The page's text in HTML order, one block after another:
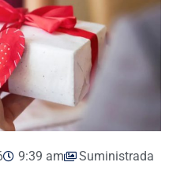
9:39 am Suministrada